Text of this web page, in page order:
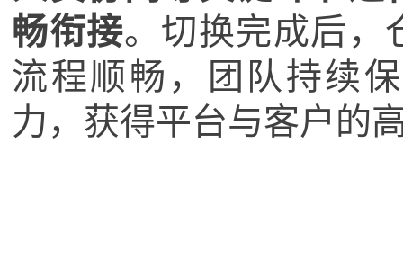
畅衔接。切换完成后，
流程顺畅，团队持续
力，获得平台与客户的